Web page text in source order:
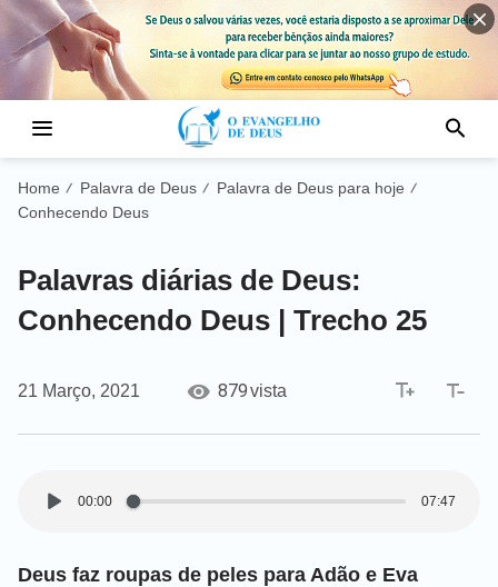
Home / Palavra de Deus / Palavra de Deus para hoje /
Conhecendo Deus
Palavras diárias de Deus:
Conhecendo Deus | Trecho 25
21 Março, 2021 879vista
00:00 07:47
Deus faz roupas de peles para Adão e Eva